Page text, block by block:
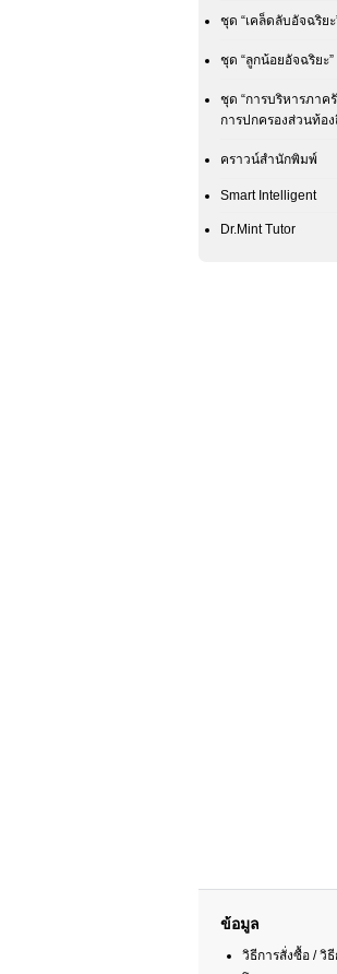
ชุด “เคล็ดลับอัจฉริยะ
ชุด “ลูกน้อยอัจฉริยะ”
ชุด “การบริหารภาค
การปกครองส่วนท้อง
คราวน์สำนักพิมพ์
Smart Intelligent
Dr.Mint Tutor
ข้อมูล
วิธีการสั่งซื้อ / วิธี